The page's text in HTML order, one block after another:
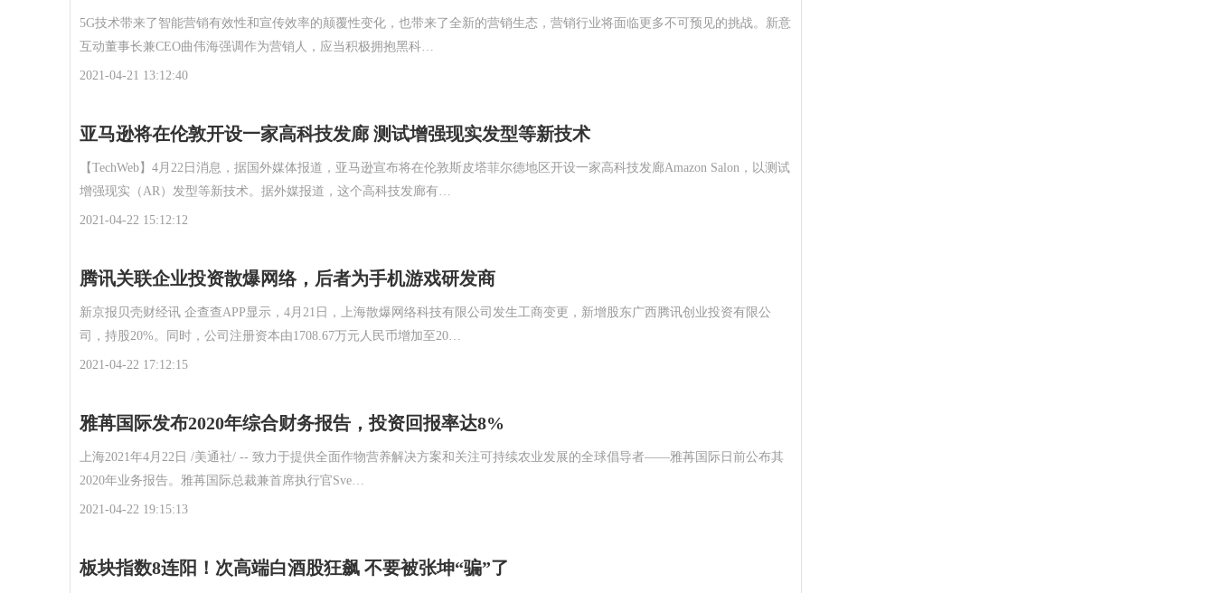
5G技术带来了智能营销有效性和宣传效率的颠覆性变化，也带来了全新的营销生态，营销行业将面临更多不可预见的挑战。新意
互动董事长兼CEO曲伟海强调作为营销人，应当积极拥抱黑科…
2021-04-21 13:12:40
亚马逊将在伦敦开设一家高科技发廊 测试增强现实发型等新技术
【TechWeb】4月22日消息，据国外媒体报道，亚马逊宣布将在伦敦斯皮塔菲尔德地区开设一家高科技发廊Amazon Salon，以测试
增强现实（AR）发型等新技术。据外媒报道，这个高科技发廊有…
2021-04-22 15:12:12
腾讯关联企业投资散爆网络，后者为手机游戏研发商
新京报贝壳财经讯 企查查APP显示，4月21日，上海散爆网络科技有限公司发生工商变更，新增股东广西腾讯创业投资有限公
司，持股20%。同时，公司注册资本由1708.67万元人民币增加至20…
2021-04-22 17:12:15
雅苒国际发布2020年综合财务报告，投资回报率达8%
上海2021年4月22日 /美通社/ -- 致力于提供全面作物营养解决方案和关注可持续农业发展的全球倡导者——雅苒国际日前公布其
2020年业务报告。雅苒国际总裁兼首席执行官Sve…
2021-04-22 19:15:13
板块指数8连阳！次高端白酒股狂飙 不要被张坤“骗”了